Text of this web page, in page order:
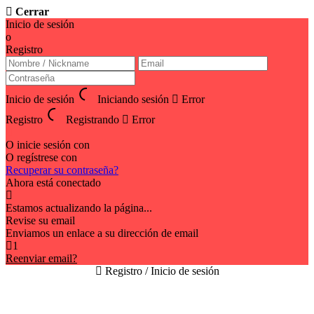
Cerrar
Inicio de sesión
o
Registro
Inicio de sesión Iniciando sesión
Error
Registro
Registrando Error
O inicie sesión con
O regístrese con
Recuperar su contraseña?
Ahora está conectado
Estamos actualizando la página...
Revise su email
Enviamos un enlace a su dirección de email
1
Reenviar email?
Registro / Inicio de sesión